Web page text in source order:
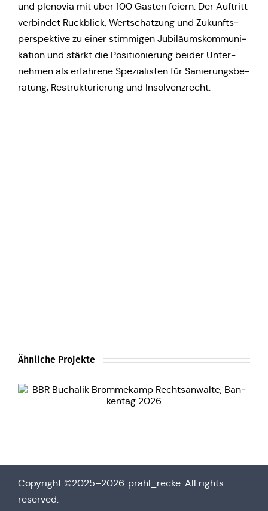
und ple­no­via mit über 100 Gästen feiern. Der Auf­tritt
ver­bin­det Rück­blick, Wert­schät­zung und Zukunfts­
per­spek­ti­ve zu einer stim­mi­gen Jubi­lä­ums­kom­mu­ni­
ka­ti­on und stärkt die Posi­tio­nie­rung beider Unter­
neh­men als erfah­re­ne Spe­zia­lis­ten für Sanie­rungs­be­
ra­tung, Restruk­tu­rie­rung und Insolvenzrecht.
Ähnliche Projekte
Copy­right ©2025–2026. prahl_recke. All rights
reserved.